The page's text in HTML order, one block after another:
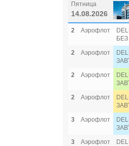
Пятница
14.08.2026
2 Аэрофлот
2
Аэрофлот
2
Аэрофлот
2
Аэрофлот
3
Аэрофлот
3
Аэрофлот